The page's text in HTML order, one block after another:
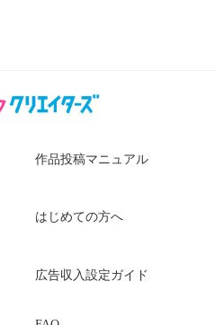
作品投稿マニュアル
はじめての方へ
広告収入設定ガイド